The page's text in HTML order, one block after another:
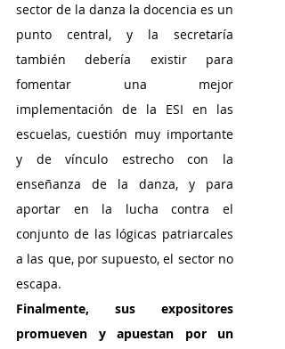
sector de la danza la docencia es un
punto central, y la secretaría
también debería existir para
fomentar una mejor
implementación de la ESI en las
escuelas, cuestión muy importante
y de vínculo estrecho con la
enseñanza de la danza, y para
aportar en la lucha contra el
conjunto de las lógicas patriarcales
a las que, por supuesto, el sector no
escapa.
Finalmente, sus expositores
promueven y apuestan por un